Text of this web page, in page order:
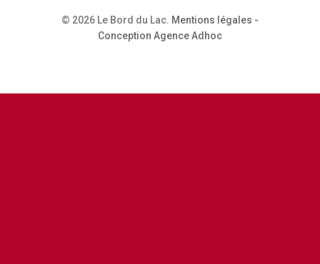
© 2026 Le Bord du Lac. Mentions légales -
Conception Agence Adhoc